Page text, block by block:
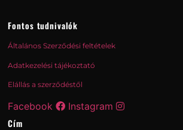
Fontos tudnivalók
Általános Szerződési feltételek
Adatkezelési tájékoztató
Elállás a szerződéstől
Facebook Instagram
Cím